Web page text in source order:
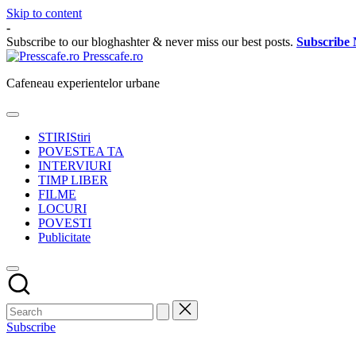
Skip to content
-
Subscribe to our bloghashter & never miss our best posts. Subscribe
Presscafe.ro
Cafeneau experientelor urbane
STIRIStiri
POVESTEA TA
INTERVIURI
TIMP LIBER
FILME
LOCURI
POVESTI
Publicitate
Subscribe